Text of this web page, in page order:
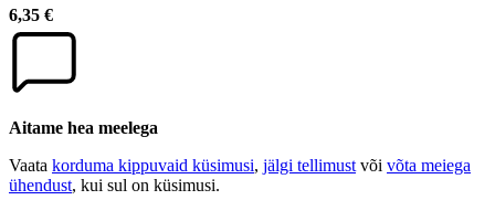
6,35 €
Aitame hea meelega
Vaata korduma kippuvaid küsimusi, jälgi tellimust või võta meiega
ühendust, kui sul on küsimusi.